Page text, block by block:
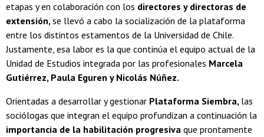
etapas y en colaboración con los directores y directoras de
extensión,se llevó a cabo la socialización de la plataforma
entre los distintos estamentos de la Universidad de Chile.
Justamente, esa labor es la que continúa el equipo actual de la
Unidad de Estudios integrada por las profesionales Marcela
Gutiérrez, Paula Eguren y Nicolás Núñez.
Orientadas a desarrollar y gestionar Plataforma Siembra, las
sociólogas que integran el equipo profundizan a continuación la
importancia de la habilitación progresiva que prontamente